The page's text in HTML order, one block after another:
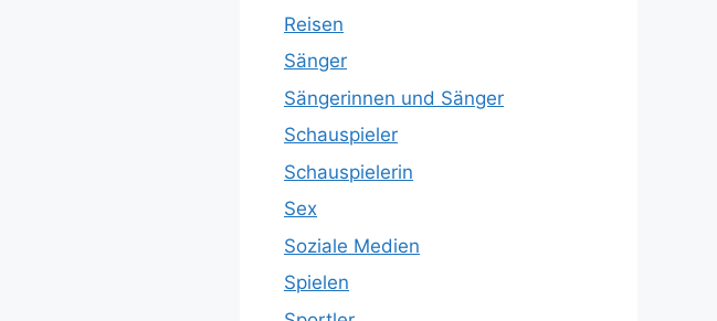
Reisen
Sänger
Sängerinnen und Sänger
Schauspieler
Schauspielerin
Sex
Soziale Medien
Spielen